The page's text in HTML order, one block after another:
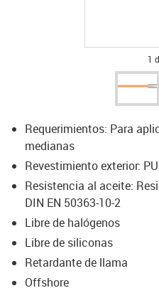
1
Requerimientos: Para
medianas
Revestimiento exterior:
Resistencia al aceite:
DIN EN 50363-10-2
Libre de halógenos
Libre de siliconas
Retardante de llama
Offshore